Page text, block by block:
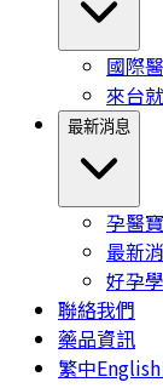
國際
來台
最新消息
孕醫
最新
好孕
聯絡我們
藥品資訊
繁中English